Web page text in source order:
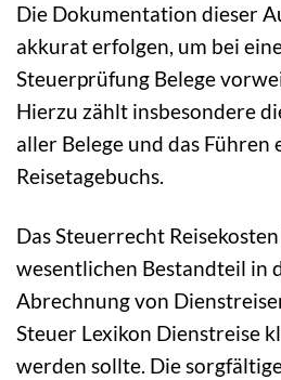
Die Dokumentation dieser
akkurat erfolgen, um bei
Steuerprüfung Belege
Hierzu zählt insbesondere
aller Belege und das
Reisetagebuchs.
Das Steuerrecht
wesentlichen Bestandteil in
Abrechnung von
Steuer Lexikon Dienstreise
werden sollte. Die